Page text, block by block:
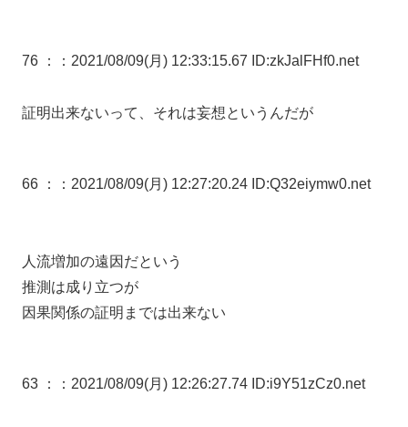
76 ： ：2021/08/09(月) 12:33:15.67 ID:zkJalFHf0.net
証明出来ないって、それは妄想というんだが
66 ： ：2021/08/09(月) 12:27:20.24 ID:Q32eiymw0.net
人流増加の遠因だという
推測は成り立つが
因果関係の証明までは出来ない
63 ： ：2021/08/09(月) 12:26:27.74 ID:i9Y51zCz0.net